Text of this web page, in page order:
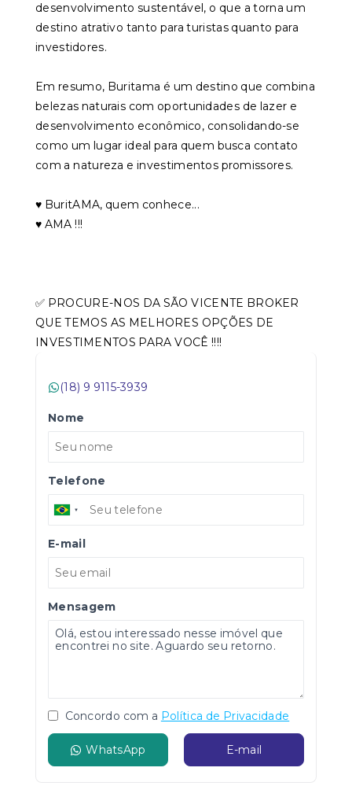
desenvolvimento sustentável, o que a torna um
destino atrativo tanto para turistas quanto para
investidores.
Em resumo, Buritama é um destino que combina
belezas naturais com oportunidades de lazer e
desenvolvimento econômico, consolidando-se
como um lugar ideal para quem busca contato
com a natureza e investimentos promissores.
♥️ BuritAMA, quem conhece...
♥️ AMA !!!
✅ PROCURE-NOS DA SÃO VICENTE BROKER
QUE TEMOS AS MELHORES OPÇÕES DE
INVESTIMENTOS PARA VOCÊ !!!!
(18) 9 9115-3939
Nome
Telefone
E-mail
Mensagem
Concordo com a Política de Privacidade
WhatsApp E-mail